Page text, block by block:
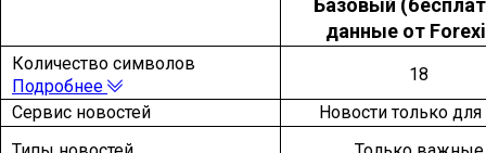
Базовый
данные от
Количество символов
Подробнее
18
Сервис новостей
Новости только для